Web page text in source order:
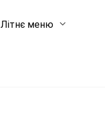
Літнє меню